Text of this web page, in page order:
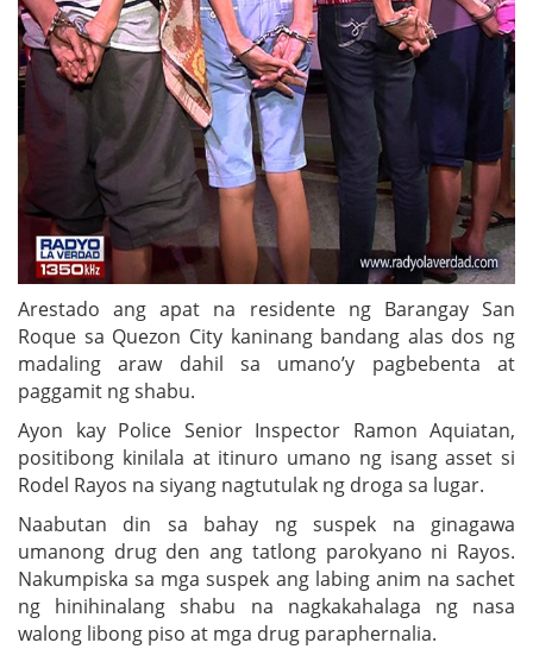
Arestado ang apat na residente ng Barangay San
Roque sa Quezon City kaninang bandang alas dos ng
madaling araw dahil sa umano’y pagbebenta at
paggamit ng shabu.
Ayon kay Police Senior Inspector Ramon Aquiatan,
positibong kinilala at itinuro umano ng isang asset si
Rodel Rayos na siyang nagtutulak ng droga sa lugar.
Naabutan din sa bahay ng suspek na ginagawa
umanong drug den ang tatlong parokyano ni Rayos.
Nakumpiska sa mga suspek ang labing anim na sachet
ng hinihinalang shabu na nagkakahalaga ng nasa
walong libong piso at mga drug paraphernalia.